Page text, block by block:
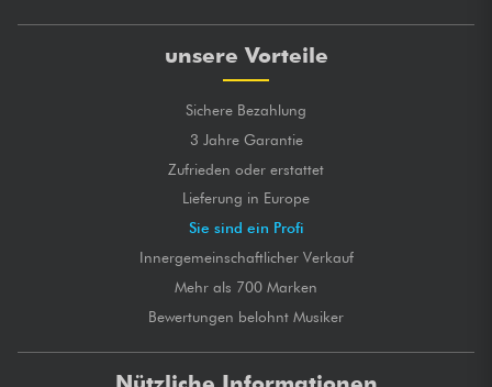
unsere Vorteile
Sichere Bezahlung
3 Jahre Garantie
Zufrieden oder erstattet
Lieferung in Europe
Sie sind ein Profi
Innergemeinschaftlicher Verkauf
Mehr als 700 Marken
Bewertungen belohnt Musiker